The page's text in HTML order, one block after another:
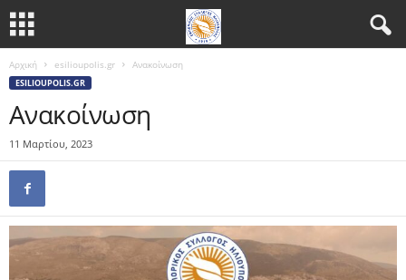
Αρχική esilioupolis.gr Ανακοίνωση
ESILIOUPOLIS.GR
Ανακοίνωση
11 Μαρτίου, 2023